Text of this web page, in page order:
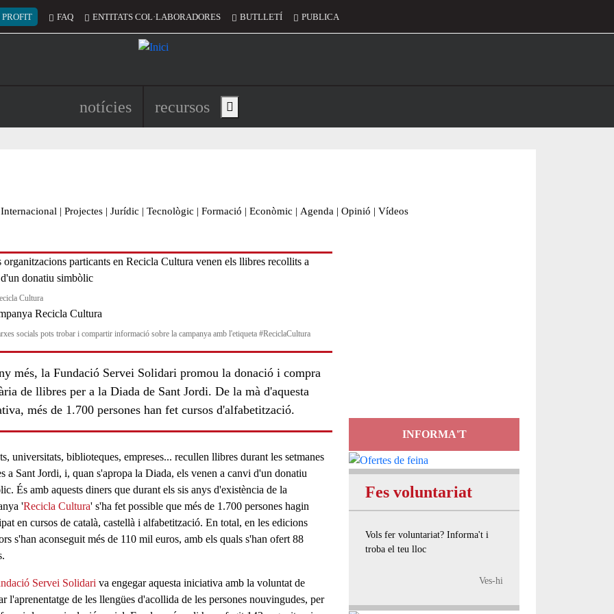
del compte d'usuari
PROFIT FAQ ENTITATS COL·LABORADORES BUTLLETÍ PUBLICA
Navegació principal de l'encapçalament
notícies recursos Show main menu
Internacional | Projectes | Jurídic | Tecnològic | Formació | Econòmic | Agenda | Opinió | Vídeos
Cultura
socials pots trobar i compartir informació sobre la campanya amb l'etiqueta #ReciclaCultura
més, la Fundació Servei Solidari promou la donació i compra
de llibres per a la Diada de Sant Jordi. De la mà d'aquesta
més de 1.700 persones han fet cursos d'alfabetització.
universitats, biblioteques, empreses... recullen llibres durant les setmanes
a Sant Jordi, i, quan s'apropa la Diada, els venen a canvi d'un donatiu
. És amb aquests diners que durant els sis anys d'existència de la
'Recicla Cultura' s'ha fet possible que més de 1.700 persones hagin
en cursos de català, castellà i alfabetització. En total, en les edicions
s'han aconseguit més de 110 mil euros, amb els quals s'han ofert 88
Servei Solidari va engegar aquesta iniciativa amb la voluntat de
l'aprenentatge de les llengües d'acollida de lespersones nouvingudes, per
INFORMA'T
Fes voluntariat
Vols fer voluntariat? Informa't i
troba el teu lloc
Ves-hi